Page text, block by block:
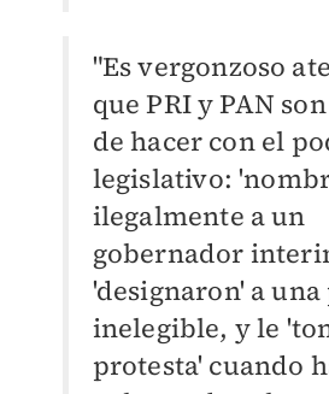
"Es vergonzoso
que PRI y PAN
de hacer con el
legislativo:
ilegalmente a un
gobernador
'designaron' a
inelegible, y le
protesta' cuando